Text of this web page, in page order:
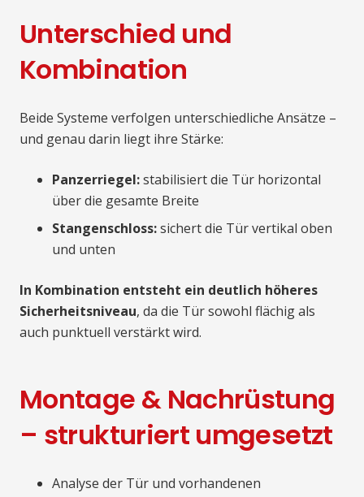
Unterschied und
Kombination
Beide Systeme verfolgen unterschiedliche Ansätze –
und genau darin liegt ihre Stärke:
Panzerriegel:stabilisiert die Tür horizontal
über die gesamte Breite
Stangenschloss:sichert die Tür vertikal oben
und unten
In Kombination entsteht ein deutlich höheres
Sicherheitsniveau, da die Tür sowohl flächig als
auch punktuell verstärkt wird.
Montage & Nachrüstung
– strukturiert umgesetzt
Analyse der Tür und vorhandenen